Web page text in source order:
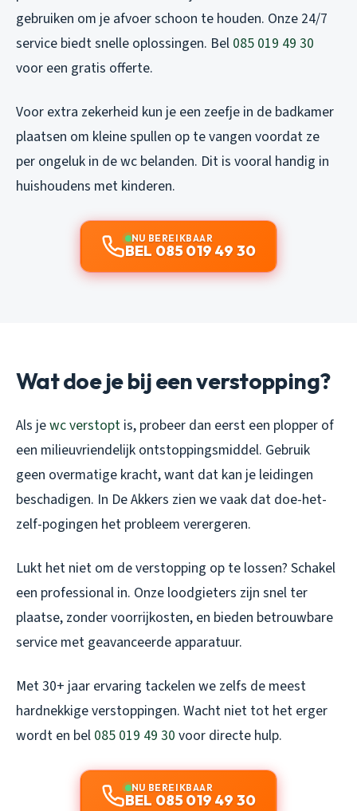
gebruiken om je afvoer schoon te houden. Onze 24/7
service biedt snelle oplossingen. Bel 085 019 49 30
voor een gratis offerte.
Voor extra zekerheid kun je een zeefje in de badkamer
plaatsen om kleine spullen op te vangen voordat ze
per ongeluk in de wc belanden. Dit is vooral handig in
huishoudens met kinderen.
NU BEREIKBAAR
BEL 085 019 49 30
Wat doe je bij een verstopping?
Als jewc verstopt is, probeer dan eerst een plopper of
een milieuvriendelijk ontstoppingsmiddel. Gebruik
geen overmatige kracht, want dat kan je leidingen
beschadigen. In De Akkers zien we vaak dat doe-het-
zelf-pogingen het probleem verergeren.
Lukt het niet om de verstopping op te lossen? Schakel
een professional in. Onze loodgieters zijn snel ter
plaatse, zonder voorrijkosten, en bieden betrouwbare
service met geavanceerde apparatuur.
Met 30+ jaar ervaring tackelen we zelfs de meest
hardnekkige verstoppingen. Wacht niet tot het erger
wordt en bel 085 019 49 30 voor directe hulp.
NU BEREIKBAAR
BEL 085 019 49 30